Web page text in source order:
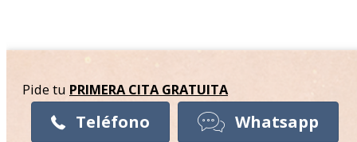
Pide tu PRIMERA CITAGRATUITA
Teléfono Whatsapp